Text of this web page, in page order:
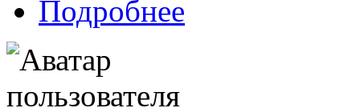
Подробнее